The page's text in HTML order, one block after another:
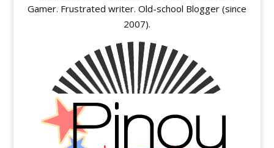
Gamer. Frustrated writer. Old-school Blogger (since
2007).